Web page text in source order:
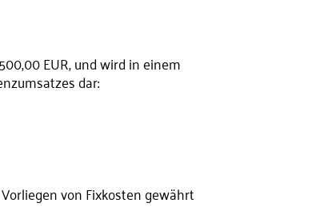
EUR, und wird in einem
dar:
von Fixkosten gewährt